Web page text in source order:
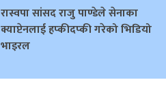
रास्वपा सांसद राजु पाण्डेले सेनाका
क्याप्टेनलाई हप्कीदप्की गरेको भिडियो
भाइरल